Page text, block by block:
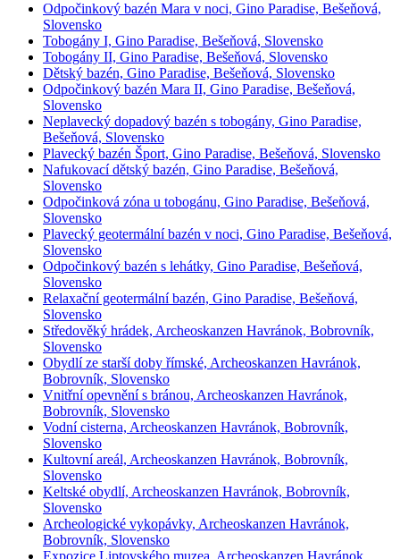
Odpočinkový bazén Mara v noci, Gino Paradise, Bešeňová,
Slovensko
Tobogány I, Gino Paradise, Bešeňová, Slovensko
Tobogány II, Gino Paradise, Bešeňová, Slovensko
Dětský bazén, Gino Paradise, Bešeňová, Slovensko
Odpočinkový bazén Mara II, Gino Paradise, Bešeňová,
Slovensko
Neplavecký dopadový bazén s tobogány, Gino Paradise,
Bešeňová, Slovensko
Plavecký bazén Šport, Gino Paradise, Bešeňová, Slovensko
Nafukovací dětský bazén, Gino Paradise, Bešeňová,
Slovensko
Odpočinková zóna u tobogánu, Gino Paradise, Bešeňová,
Slovensko
Plavecký geotermální bazén v noci, Gino Paradise, Bešeňová,
Slovensko
Odpočinkový bazén s lehátky, Gino Paradise, Bešeňová,
Slovensko
Relaxační geotermální bazén, Gino Paradise, Bešeňová,
Slovensko
Středověký hrádek, Archeoskanzen Havránok, Bobrovník,
Slovensko
Obydlí ze starší doby římské, Archeoskanzen Havránok,
Bobrovník, Slovensko
Vnitřní opevnění s bránou, Archeoskanzen Havránok,
Bobrovník, Slovensko
Vodní cisterna, Archeoskanzen Havránok, Bobrovník,
Slovensko
Kultovní areál, Archeoskanzen Havránok, Bobrovník,
Slovensko
Keltské obydlí, Archeoskanzen Havránok, Bobrovník,
Slovensko
Archeologické vykopávky, Archeoskanzen Havránok,
Bobrovník, Slovensko